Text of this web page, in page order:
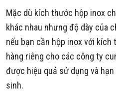
Mặc dù kích thước hộp inox
khác nhau nhưng độ dày của
nếu bạn cần hộp inox với
hàng riêng cho các công ty
được hiệu quả sử dụng và
sinh.